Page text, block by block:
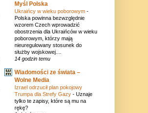
Myśl Polska
Ukraińcy w wieku poborowym -
Polska powinna bezwzględnie
wzorem Czech wprowadzić
obostrzenia dla Ukraińców w wieku
poborowym, którzy mają
nieuregulowany stosunek do
służby wojskowej....
14 godzin temu
Wiadomości ze świata –
Wolne Media
Izrael odrzucił plan pokojowy
Trumpa dla Strefy Gazy - Uznaje
tylko te zapisy, które są mu na
rękę?